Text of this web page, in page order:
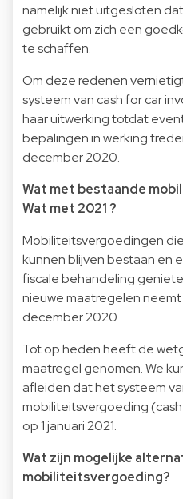
namelijk niet uitgesloten
gebruikt om zich een
te schaffen.
Om deze redenen
systeem van cash for car
haar uitwerking totdat
bepalingen in werking
december 2020.
Wat met bestaande
Wat met 2021 ?
Mobiliteitsvergoedingen
kunnen blijven bestaan en
fiscale behandeling
nieuwe maatregelen neemt
december 2020.
Tot op heden heeft de
maatregel genomen. We
afleiden dat het systeem
mobiliteitsvergoeding
op 1 januari 2021.
Wat zijn mogelijke
mobiliteitsvergoeding?